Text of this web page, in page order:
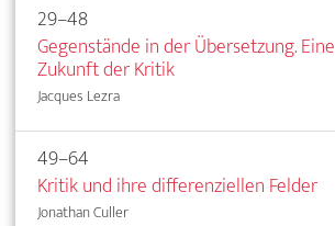
29–48
Gegenstände in der Übersetzung. Eine
Zukunft der Kritik
Jacques Lezra
49–64
Kritik und ihre differenziellen Felder
Jonathan Culler